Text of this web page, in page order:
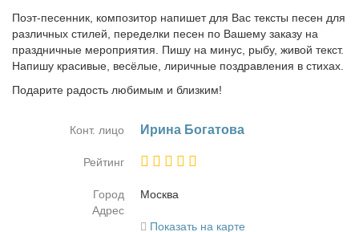
Поэт-песенник, композитор напишет для Вас тексты песен для
различных стилей, переделки песен по Вашему заказу на
праздничные мероприятия. Пишу на минус, рыбу, живой текст.
Напишу красивые, весёлые, лиричные поздравления в стихах.
Подарите радость любимым и близким!
Конт. лицо Ири­на Бо­га­то­ва
Рейтинг
Город
Москва
Адрес
Показать на карте